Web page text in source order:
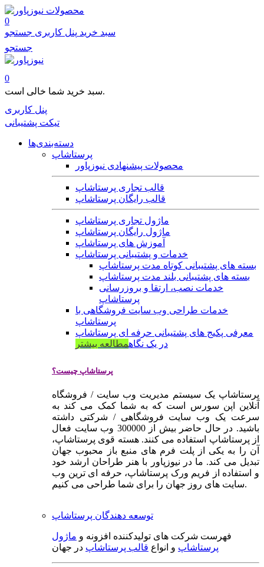
محصولات
0
سبد خرید پنل کاربری جستجو
جستجو
0
سبد خرید شما خالی است.
پنل کاربری
تیکت پشتیبانی
دسته‌بندی‌ها
پرستاشاپ
محصولات پیشنهادی نیوزپاور
قالب تجاری پرستاشاپ
قالب رایگان پرستاشاپ
ماژول تجاری پرستاشاپ
ماژول رایگان پرستاشاپ
آموزش های پرستاشاپ
خدمات و پشتیبانی پرستاشاپ
بسته های پشتیبانی کوتاه مدت پرستاشاپ
بسته های پشتیبانی بلند مدت پرستاشاپ
خدمات نصب، ارتقا و بروزرسانی
پرستاشاپ
خدمات طراحی وب سایت فروشگاهی با
پرستاشاپ
معرفی پکیج های پشتیبانی حرفه ای پرستاشاپ
در یک نگاهمطالعه بیشتر
پرستاشاپ چیست؟
پرستاشاپ یک سیستم مدیریت وب سایت / فروشگاه
آنلاین اپن سورس است که به شما کمک می کند به
سرعت یک وب سایت فروشگاهی / شرکتی داشته
باشید. در حال حاضر بیش از 300000 وب سایت فعال
از پرستاشاپ استفاده می کنند. هسته قوی پرستاشاپ،
آن را به یکی از پلت فرم های منبع باز محبوب جهان
تبدیل می کند. ما در نیوزپاور با هنر طراحان ارشد خود
و استفاده از فریم ورک پرستاشاپ، حرفه ای ترین وب
سایت های روز جهان را برای شما طراحی می کنیم.
توسعه دهندگان پرستاشاپ
فهرست شرکت های تولیدکننده افزونه و ماژول
پرستاشاپ و انواع قالب پرستاشاپ در جهان